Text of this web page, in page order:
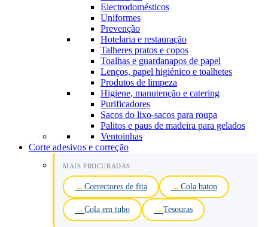
Electrodomésticos
Uniformes
Prevenção
Hotelaria e restauração
Talheres pratos e copos
Toalhas e guardanapos de papel
Lenços, papel higiénico e toalhetes
Produtos de limpeza
Higiene, manutenção e catering
Purificadores
Sacos do lixo-sacos para roupa
Palitos e paus de madeira para gelados
Ventoinhas
Corte adesivos e correção
MAIS PROCURADAS
Correctores de fita Cola baton
Cola em tubo Tesouras